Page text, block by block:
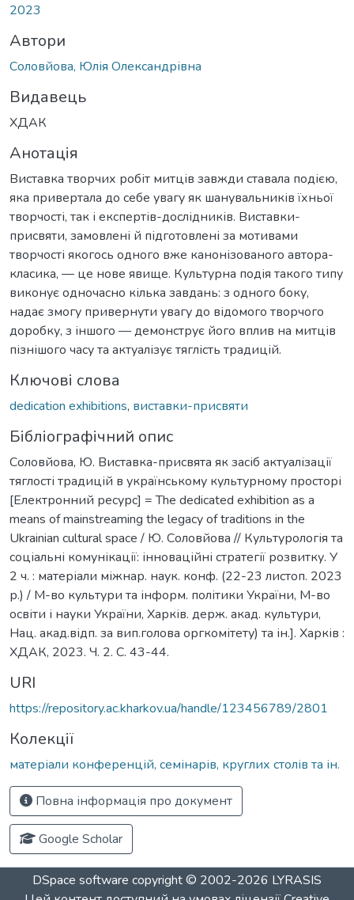
2023
Автори
Соловйова, Юлія Олександрівна
Видавець
ХДАК
Анотація
Виставка творчих робіт митців завжди ставала подією,
яка привертала до себе увагу як шанувальників їхньої
творчості, так і експертів-дослідників. Виставки-
присвяти, замовлені й підготовлені за мотивами
творчості якогось одного вже канонізованого автора-
класика, — це нове явище. Культурна подія такого типу
виконує одночасно кілька завдань: з одного боку,
надає змогу привернути увагу до відомого творчого
доробку, з іншого — демонструє його вплив на митців
пізнішого часу та актуалізує тяглість традицій.
Ключові слова
dedication exhibitions, виставки-присвяти
Бібліографічний опис
Соловйова, Ю. Виставка-присвята як засіб актуалізації
тяглості традицій в українському культурному просторі
[Електронний ресурс] = The dedicated exhibition as a
means of mainstreaming the legacy of traditions in the
Ukrainian cultural space / Ю. Соловйова // Культурологія та
соціальні комунікації: інноваційні стратегії розвитку. У
2 ч. : матеріали міжнар. наук. конф. (22-23 листоп. 2023
р.) / М-во культури та інформ. політики України, М-во
освіти і науки України, Харків. держ. акад. культури,
Нац. акад.відп. за вип.голова оргкомітету) та ін.]. Харків :
ХДАК, 2023. Ч. 2. С. 43-44.
URI
https://repository.ac.kharkov.ua/handle/123456789/2801
Колекції
матеріали конференцій, семінарів, круглих столів та ін.
Повна інформація про документ
Google Scholar
DSpace software copyright © 2002-2026 LYRASIS